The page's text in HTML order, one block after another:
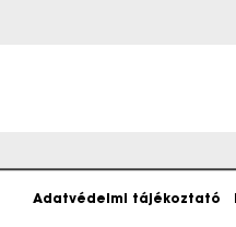
Adatvédelmi tájékoztató